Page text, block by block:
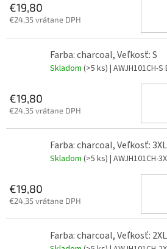
€19,80
€24,35 vrátane DPH
Farba: charcoal, Veľkosť: S
Skladom (>5 ks) | AWJH101CH-S
€19,80
€24,35 vrátane DPH
Farba: charcoal, Veľkosť: 3XL
Skladom (>5 ks) | AWJH101CH-
€19,80
€24,35 vrátane DPH
Farba: charcoal, Veľkosť: 2XL